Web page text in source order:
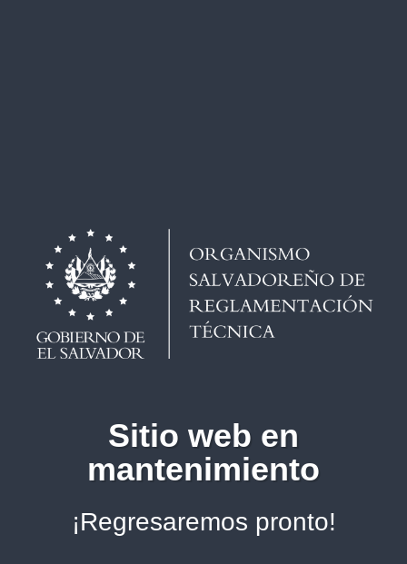
Sitio web en
mantenimiento
¡Regresaremos pronto!